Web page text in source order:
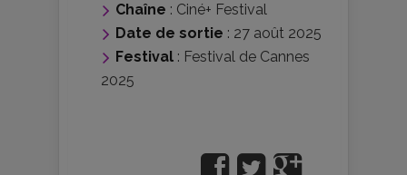
Chaîne : Ciné+ Festival
Date de sortie : 27 août 2025
Festival : Festival de Cannes
2025